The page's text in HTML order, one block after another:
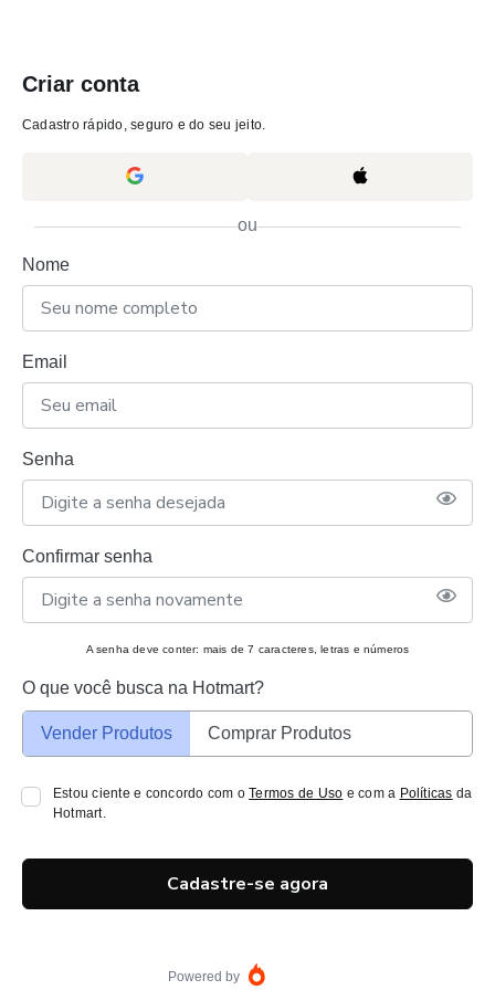
Criar conta
Cadastro rápido, seguro e do seu jeito.
ou
Nome
Email
Senha
Confirmar senha
A senha deve conter: mais de 7 caracteres, letras e números
O que você busca na Hotmart?
Vender Produtos Comprar Produtos
Estou ciente e concordo com oTermos de Uso e com a Políticas da
Hotmart.
Cadastre-se agora
Powered by